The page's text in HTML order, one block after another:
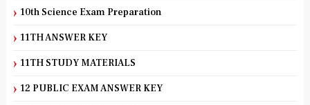
10th Science Exam Preparation
11TH ANSWER KEY
11TH STUDY MATERIALS
12 PUBLIC EXAM ANSWER KEY